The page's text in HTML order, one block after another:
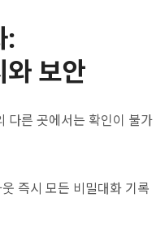
:
와 보안
다른 곳에서는 확인이 불가
즉시 모든 비밀대화 기록